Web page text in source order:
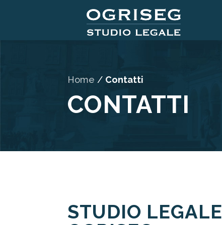
Home / Contatti
CONTATTI
STUDIO LEGALE